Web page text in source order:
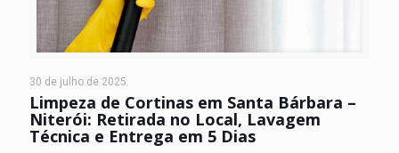
30 de julho de 2025
Limpeza de Cortinas em Santa Bárbara –
Niterói: Retirada no Local, Lavagem
Técnica e Entrega em 5 Dias